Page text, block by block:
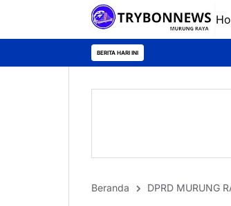
BERITA HARI INI
Beranda DPRD MURUNG